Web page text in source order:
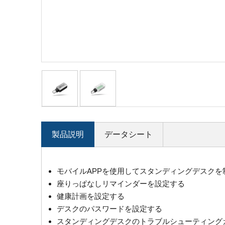
製品説明 データシート
モバイルAPPを使用してスタンディングデスクを
座りっぱなしリマインダーを設定する
健康計画を設定する
デスクのパスワードを設定する
スタンディングデスクのトラブルシューティング